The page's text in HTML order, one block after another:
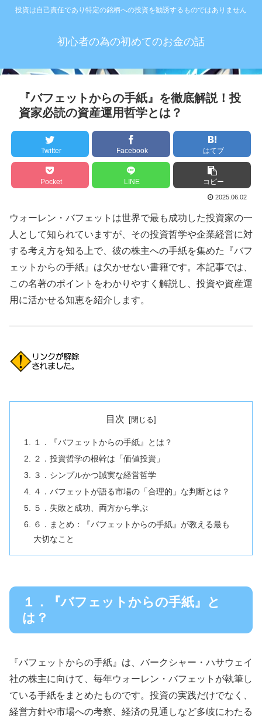
投資は自己責任であり特定の銘柄への投資を勧誘するものではありません
初心者の為の初めてのお金の話
『バフェットからの手紙』を徹底解説！投
資家必読の資産運用哲学とは？
Twitter Facebook はてブ
Pocket LINE コピー
2025.06.02
ウォーレン・バフェットは世界で最も成功した投資家の一
人として知られていますが、その投資哲学や企業経営に対
する考え方を知る上で、彼の株主への手紙を集めた『バフ
ェットからの手紙』は欠かせない書籍です。本記事では、
この名著のポイントをわかりやすく解説し、投資や資産運
用に活かせる知恵を紹介します。
目次
１．『バフェットからの手紙』とは？
２．投資哲学の根幹は「価値投資」
３．シンプルかつ誠実な経営哲学
４．バフェットが語る市場の「合理的」な判断とは？
５．失敗と成功、両方から学ぶ
６．まとめ：『バフェットからの手紙』が教える最も
大切なこと
１．『バフェットからの手紙』と
は？
『バフェットからの手紙』は、バークシャー・ハサウェイ
社の株主に向けて、毎年ウォーレン・バフェットが執筆し
ている手紙をまとめたものです。投資の実践だけでなく、
経営方針や市場への考察、経済の見通しなど多岐にわたる